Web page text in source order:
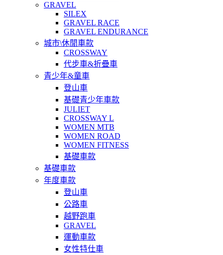
GRAVEL
SILEX
GRAVEL RACE
GRAVEL ENDURANCE
城市\休閒車款
CROSSWAY
代步車&折疊車
青少年&童車
登山車
基礎青少年車款
JULIET
CROSSWAY L
WOMEN MTB
WOMEN ROAD
WOMEN FITNESS
基礎車款
基礎車款
年度車款
登山車
公路車
越野跑車
GRAVEL
運動車款
女性特仕車